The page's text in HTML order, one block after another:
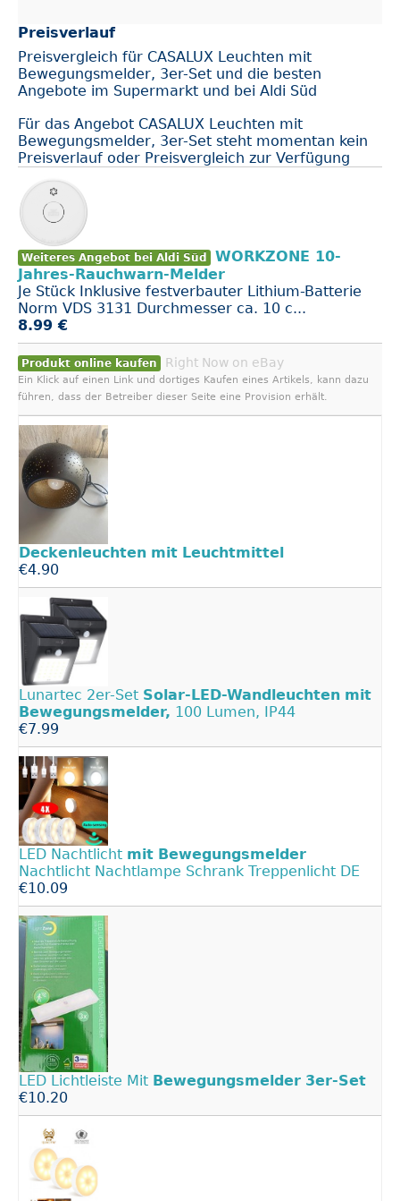
Preisverlauf
Preisvergleich für CASALUX Leuchten mit
Bewegungsmelder, 3er-Set und die besten
Angebote im Supermarkt und bei Aldi Süd
Für das Angebot CASALUX Leuchten mit
Bewegungsmelder, 3er-Set steht momentan kein
Preisverlauf oder Preisvergleich zur Verfügung
Weiteres Angebot bei Aldi Süd
WORKZONE 10-
Jahres-Rauchwarn-Melder
Je Stück Inklusive festverbauter Lithium-Batterie
Norm VDS 3131 Durchmesser ca. 10 c...
8.99 €
Produkt online kaufen Right Now on eBay
Ein Klick auf einen Link und dortiges Kaufen eines Artikels, kann dazu
führen, dass der Betreiber dieser Seite eine Provision erhält.
Deckenleuchten mit Leuchtmittel
€4.90
Lunartec 2er-Set Solar-LED-Wandleuchten mit
Bewegungsmelder, 100 Lumen, IP44
€7.99
LED Nachtlicht mit Bewegungsmelder
Nachtlicht Nachtlampe Schrank Treppenlicht DE
€10.09
LED Lichtleiste Mit Bewegungsmelder 3er-Set
€10.20